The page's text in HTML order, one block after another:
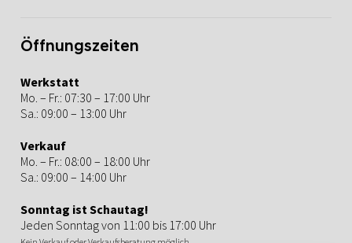
Öffnungszeiten
Werkstatt
Mo. – Fr.: 07:30 – 17:00 Uhr
Sa.: 09:00 – 13:00 Uhr
Verkauf
Mo. – Fr.: 08:00 – 18:00 Uhr
Sa.: 09:00 – 14:00 Uhr
Sonntag ist Schautag!
Jeden Sonntag von 11:00 bis 17:00 Uhr